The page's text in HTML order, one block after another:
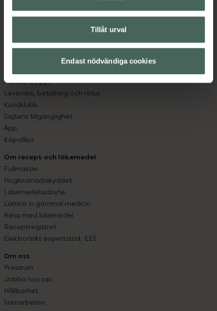
Tillåt urval
Endast nödvändiga cookies
med oss.
Kontakta oss
Handla tryggt
Leverans, betalning och retur
Kundklubb
Sajtens tillgänglighet
App
Köpvillkor
Om recept och läkemedel
Fullmakter
Högkostnadsskyddet
Läkemedelsutbyte
Lämna in gammal medicin
Resa med läkemedel
Receptregistret
Elektroniskt expertstöd, EES
Om oss
Pressrum
Jobba hos oss
Hållbarhet
Samarbeten